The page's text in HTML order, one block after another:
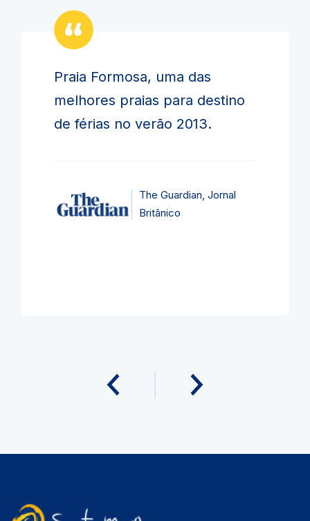
Praia Formosa, uma das
melhores praias para destino
de férias no verão 2013.
The Guardian, Jornal
Britânico